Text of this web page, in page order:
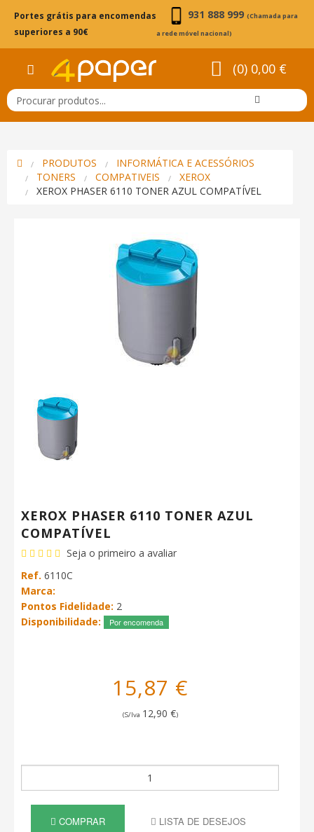
Portes grátis para encomendas
superiores a 90€
931 888 999 (Chamada para
a rede móvel nacional)
(0) 0,00 €
PRODUTOS
INFORMÁTICA E ACESSÓRIOS
TONERS
COMPATIVEIS
XEROX
XEROX PHASER 6110 TONER AZUL COMPATÍVEL
XEROX PHASER 6110 TONER AZUL
COMPATÍVEL
Seja o primeiro a avaliar
Ref. 6110C
Marca:
Pontos Fidelidade: 2
Disponibilidade:
Por encomenda
15,87 €
(S/Iva 12,90 €)
COMPRAR LISTA DE DESEJOS